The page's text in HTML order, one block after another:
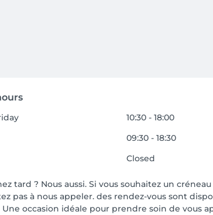
10:30 - 18:00
09:30 - 18:30
Closed
tard ? Nous aussi. Si vous souhaitez un
pas à nous appeler. des rendez-vous sont
Une occasion idéale pour prendre soin de vous